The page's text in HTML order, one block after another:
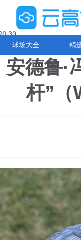
球场大全 精
德鲁·
杆”（